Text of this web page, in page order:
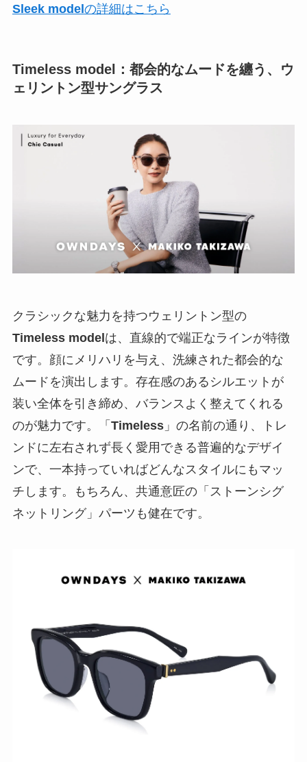
Sleek model の詳細はこちら
Timeless model
：都会的なムードを纏う、ウ
ェリントン型サングラス
クラシックな魅力を持つウェリントン型の
Timeless modelは、直線的で端正なラインが特徴
です。顔にメリハリを与え、洗練された都会的な
ムードを演出します。存在感のあるシルエットが
装い全体を引き締め、バランスよく整えてくれる
のが魅力です。「 Timeless」の名前の通り、トレ
ンドに左右されず長く愛用できる普遍的なデザイ
ンで、一本持っていればどんなスタイルにもマッ
チします。もちろん、共通意匠の「ストーンシグ
ネットリング」パーツも健在です。